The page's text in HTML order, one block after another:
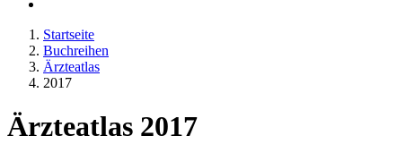
Startseite
Buchreihen
Ärzteatlas
2017
Ärzteatlas 2017